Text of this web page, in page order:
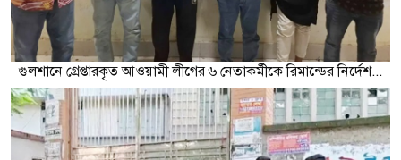
গুলশানে গ্রেপ্তারকৃত আওয়ামী লীগের ৬ নেতাকর্মীকে রিমান্ডের নির্দেশ...